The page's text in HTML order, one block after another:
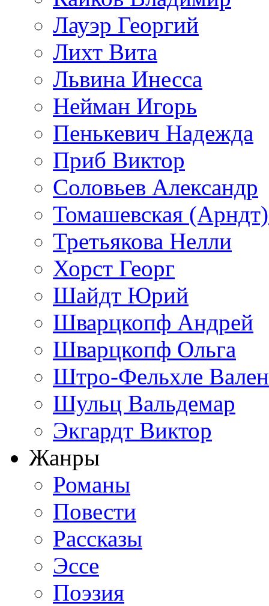
Лауэр Георгий
Лихт Вита
Львина Инесса
Нейман Игорь
Пенькевич Надежда
Приб Виктор
Соловьев Александр
Томашевская
Третьякова Нелли
Хорст Георг
Шайдт Юрий
Шварцкопф Андрей
Шварцкопф Ольга
Штро-Фельхле
Шульц Вальдемар
Экгардт Виктор
Жанры
Романы
Повести
Рассказы
Эссе
Поэзия